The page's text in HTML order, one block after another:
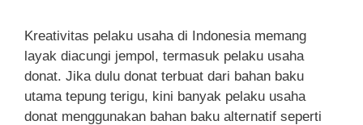
Kreativitas pelaku usaha di Indonesia memang
layak diacungi jempol, termasuk pelaku usaha
donat. Jika dulu donat terbuat dari bahan baku
utama tepung terigu, kini banyak pelaku usaha
donat menggunakan bahan baku alternatif seperti